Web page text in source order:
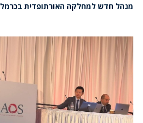
מנהל חדש למחלקה האורתופדית בכרמל